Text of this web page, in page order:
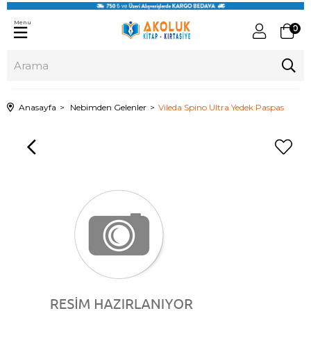
0
Menu
Anasayfa Nebimden Gelenler Vileda Spino Ultra Yedek Paspas